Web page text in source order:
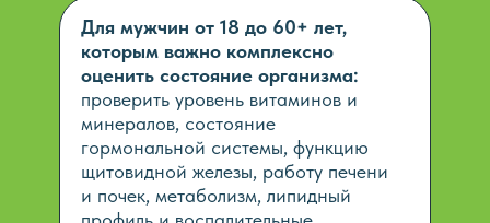
Для мужчин от 18 до 60+ лет,
которым важно комплексно
оценить состояние организма:
проверить уровень витаминов и
минералов, состояние
гормональной системы, функцию
щитовидной железы, работу печени
и почек, метаболизм, липидный